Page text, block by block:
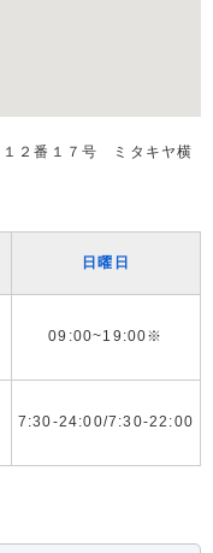
２番１７号 ミタキヤ横
日曜日
09:00~19:00※
7:30-24:00/7:30-22:00